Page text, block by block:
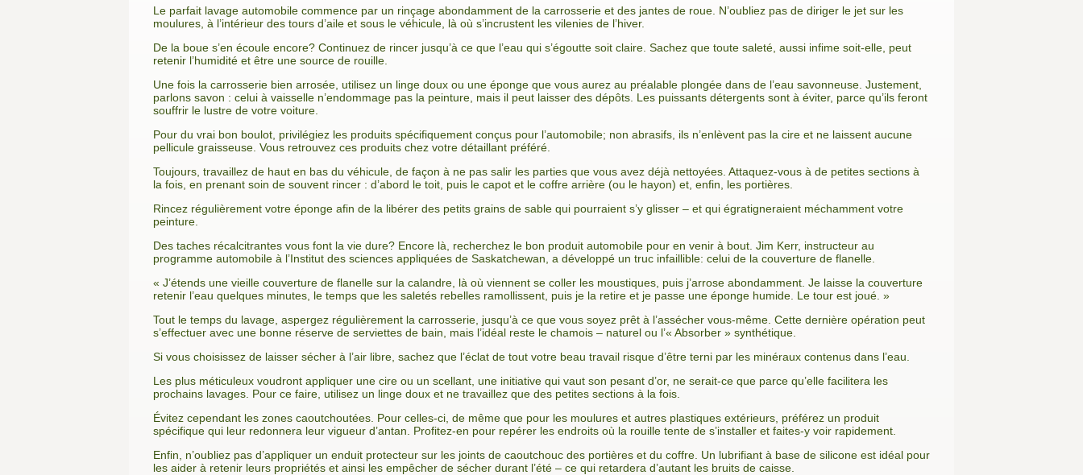
Le parfait lavage automobile commence par un rinçage abondamment de la carrosserie et des jantes de roue. N’oubliez pas de diriger le jet sur les
moulures, à l’intérieur des tours d’aile et sous le véhicule, là où s’incrustent les vilenies de l’hiver.
De la boue s’en écoule encore? Continuez de rincer jusqu’à ce que l’eau qui s’égoutte soit claire. Sachez que toute saleté, aussi infime soit-elle, peut
retenir l’humidité et être une source de rouille.
Une fois la carrosserie bien arrosée, utilisez un linge doux ou une éponge que vous aurez au préalable plongée dans de l’eau savonneuse. Justement,
parlons savon : celui à vaisselle n’endommage pas la peinture, mais il peut laisser des dépôts. Les puissants détergents sont à éviter, parce qu’ils feront
souffrir le lustre de votre voiture.
Pour du vrai bon boulot, privilégiez les produits spécifiquement conçus pour l’automobile; non abrasifs, ils n’enlèvent pas la cire et ne laissent aucune
pellicule graisseuse. Vous retrouvez ces produits chez votre détaillant préféré.
Toujours, travaillez de haut en bas du véhicule, de façon à ne pas salir les parties que vous avez déjà nettoyées. Attaquez-vous à de petites sections à
la fois, en prenant soin de souvent rincer : d’abord le toit, puis le capot et le coffre arrière (ou le hayon) et, enfin, les portières.
Rincez régulièrement votre éponge afin de la libérer des petits grains de sable qui pourraient s’y glisser – et qui égratigneraient méchamment votre
peinture.
Des taches récalcitrantes vous font la vie dure? Encore là, recherchez le bon produit automobile pour en venir à bout. Jim Kerr, instructeur au
programme automobile à l’Institut des sciences appliquées de Saskatchewan, a développé un truc infaillible: celui de la couverture de flanelle.
« J’étends une vieille couverture de flanelle sur la calandre, là où viennent se coller les moustiques, puis j’arrose abondamment. Je laisse la couverture
retenir l’eau quelques minutes, le temps que les saletés rebelles ramollissent, puis je la retire et je passe une éponge humide. Le tour est joué. »
Tout le temps du lavage, aspergez régulièrement la carrosserie, jusqu’à ce que vous soyez prêt à l’assécher vous-même. Cette dernière opération peut
s’effectuer avec une bonne réserve de serviettes de bain, mais l’idéal reste le chamois – naturel ou l’« Absorber » synthétique.
Si vous choisissez de laisser sécher à l’air libre, sachez que l’éclat de tout votre beau travail risque d’être terni par les minéraux contenus dans l’eau.
Les plus méticuleux voudront appliquer une cire ou un scellant, une initiative qui vaut son pesant d’or, ne serait-ce que parce qu’elle facilitera les
prochains lavages. Pour ce faire, utilisez un linge doux et ne travaillez que des petites sections à la fois.
Évitez cependant les zones caoutchoutées. Pour celles-ci, de même que pour les moulures et autres plastiques extérieurs, préférez un produit
spécifique qui leur redonnera leur vigueur d’antan. Profitez-en pour repérer les endroits où la rouille tente de s’installer et faites-y voir rapidement.
Enfin, n’oubliez pas d’appliquer un enduit protecteur sur les joints de caoutchouc des portières et du coffre. Un lubrifiant à base de silicone est idéal pour
les aider à retenir leurs propriétés et ainsi les empêcher de sécher durant l’été – ce qui retardera d’autant les bruits de caisse.